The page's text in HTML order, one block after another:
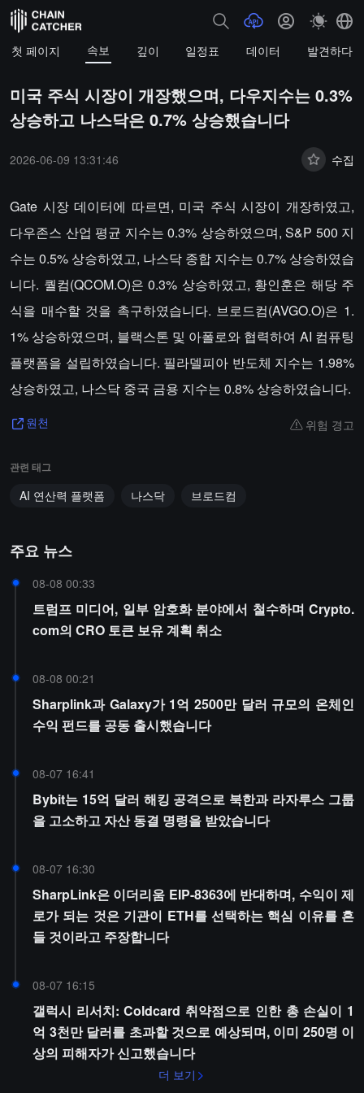
첫 페이지 속보 깊이 일정표 데이터 발견하다
미국 주식 시장이 개장했으며, 다우지수는 0.3%
상승하고 나스닥은 0.7% 상승했습니다
2026-06-09 13:31:46 수집
Gate 시장 데이터에 따르면, 미국 주식 시장이 개장하였고,
다우존스 산업 평균 지수는 0.3% 상승하였으며, S&P 500 지
수는 0.5% 상승하였고, 나스닥 종합 지수는 0.7% 상승하였습
니다. 퀄컴(QCOM.O)은 0.3% 상승하였고, 황인훈은 해당 주
식을 매수할 것을 촉구하였습니다. 브로드컴(AVGO.O)은 1.
1% 상승하였으며, 블랙스톤 및 아폴로와 협력하여 AI 컴퓨팅
플랫폼을 설립하였습니다. 필라델피아 반도체 지수는 1.98%
상승하였고, 나스닥 중국 금용 지수는 0.8% 상승하였습니다.
원천 위험 경고
관련 태그
AI 연산력 플랫폼 나스닥 브로드컴
주요 뉴스
08-08 00:33
트럼프 미디어, 일부 암호화 분야에서 철수하며 Crypto.
com의 CRO 토큰 보유 계획 취소
08-08 00:21
Sharplink과 Galaxy가 1억 2500만 달러 규모의 온체인
수익 펀드를 공동 출시했습니다
08-07 16:41
Bybit는 15억 달러 해킹 공격으로 북한과 라자루스 그룹
을 고소하고 자산 동결 명령을 받았습니다
08-07 16:30
SharpLink은 이더리움 EIP-8363에 반대하며, 수익이 제
로가 되는 것은 기관이 ETH를 선택하는 핵심 이유를 흔
들 것이라고 주장합니다
08-07 16:15
갤럭시 리서치: Coldcard 취약점으로 인한 총 손실이 1
억 3천만 달러를 초과할 것으로 예상되며, 이미 250명 이
상의 피해자가 신고했습니다
더 보기